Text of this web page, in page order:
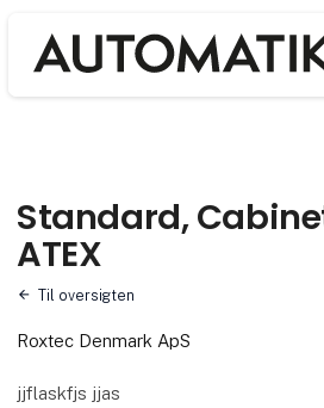
Standard,
ATEX
Til oversigten
Roxtec Denmark ApS
jjflaskfjs jjas